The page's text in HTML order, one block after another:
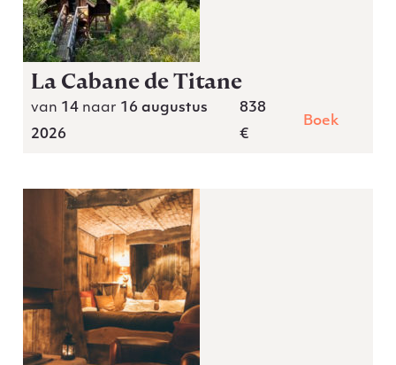
La Cabane de Titane
van 14naar 16 augustus
2026
838
€
Boek